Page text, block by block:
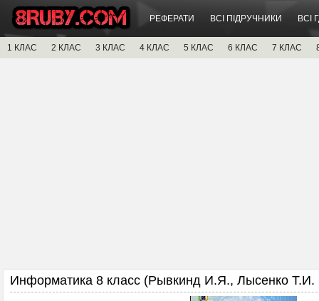
РЕФЕРАТИ ВСІ ПІДРУЧНИКИ ВСІ
1 КЛАС 2 КЛАС 3 КЛАС 4 КЛАС 5 КЛАС 6 КЛАС 7 КЛАС
Информатика 8 класс (Рывкинд И.Я., Лысенко Т.И.